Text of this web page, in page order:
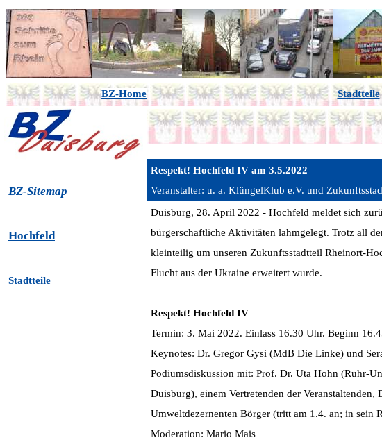
BZ-Home Stadtteile
BZ-Sitemap
Hochfeld
Stadtteile
Respekt! Hochfeld IV am 3.5.2022
Veranstalter: u. a. KlüngelKlub e.V. und
Duisburg, 28. April 2022 - Hochfeld meldet sich
bürgerschaftliche Aktivitäten lahmgelegt. Trotz all
kleinteilig um unseren Zukunftsstadtteil Rheinort-
Flucht aus der Ukraine erweitert wurde.
Respekt! Hochfeld IV
Termin: 3. Mai 2022. Einlass 16.30 Uhr. Beginn
Keynotes: Dr. Gregor Gysi (MdB Die Linke) und
Podiumsdiskussion mit: Prof. Dr. Uta Hohn (Ruhr-
Duisburg), einem Vertretenden der
Umweltdezernenten Börger (tritt am 1.4. an; in
Moderation: Mario Mais